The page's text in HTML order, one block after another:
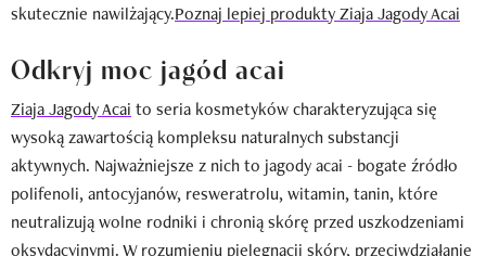
skutecznie nawilżający.Poznaj lepiej produkty Ziaja Jagody Acai
Odkryj moc jagód acai
Ziaja Jagody Acai to seria kosmetyków charakteryzująca się
wysoką zawartością kompleksu naturalnych substancji
aktywnych. Najważniejsze z nich to jagody acai - bogate źródło
polifenoli, antocyjanów, resweratrolu, witamin, tanin, które
neutralizują wolne rodniki i chronią skórę przed uszkodzeniami
oksydacyjnymi. W rozumieniu pielęgnacji skóry, przeciwdziałanie